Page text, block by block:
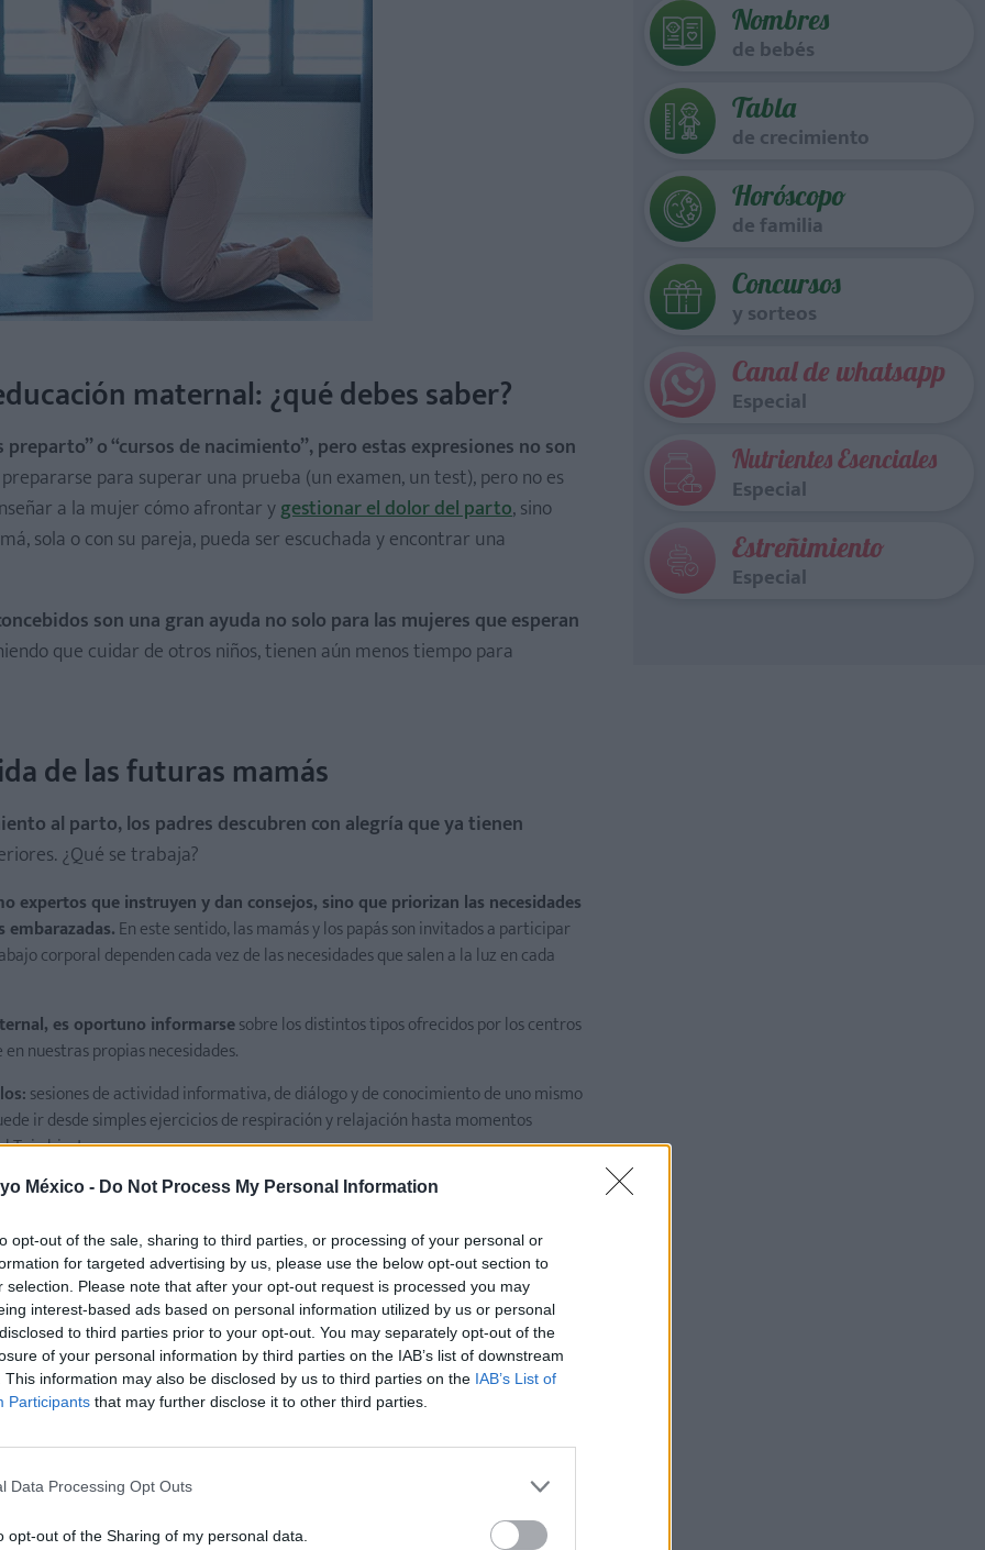
México - Do Not Process My Personal Information
opt-out of the sale, sharing to third parties, or processing of your personal or
for targeted advertising by us, please use the below opt-out section to
selection. Please note that after your opt-out request is processed you may
interest-based ads based on personal information utilized by us or personal
to third parties prior to your opt-out. You may separately opt-out of the
of your personal information by third parties on the IAB’s list of downstream
This information may also be disclosed by us to third parties on the IAB’s List of
Participants that may further disclose it to other third parties.
Data Processing Opt Outs
opt-out of the Sharing of my personal data.
maternal: ¿qué debes saber?
o “cursos de nacimiento”, pero estas expresiones no son
para superar una prueba (un examen, un test), pero no es
a la mujer cómo afrontar ygestionar el dolor del parto, sino
sola o con su pareja, pueda ser escuchada y encontrar una
son una gran ayuda no solo para las mujeres que esperan
que cuidar de otros niños, tienen aún menos tiempo para
de las futuras mamás
al parto, los padres descubren con alegría que ya tienen
¿Qué se trabaja?
expertos que instruyen y dan consejos, sino que priorizan las necesidades
embarazadas.En este sentido, las mamás y los papás son invitados a participar
corporal dependen cada vez de las necesidades que salen a la luz en cada
es oportuno informarsesobre los distintos tipos ofrecidos por los centros
nuestras propias necesidades.
sesiones de actividad informativa, de diálogo y de conocimiento de uno mismo
ir desde simples ejercicios de respiración y relajación hasta momentos
Tai-chi, etc.
aquí, el futuro papá descubrirá qué puede hacer para apoyar física y
y el posparto, intentando, por ejemplo, hacer algunos ejercicios de
el dolor.
Nombres
de bebés
Tabla
de crecimiento
Horóscopo
de familia
Concursos
y sorteos
Canal de whatsapp
Especial
Nutrientes Esenciales
Especial
Estreñimiento
Especial